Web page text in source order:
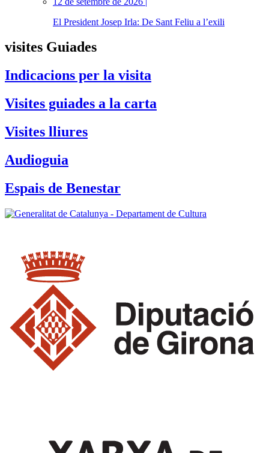
El President Josep Irla: De Sant Feliu a l’exili
visites Guiades
Indicacions per la visita
Visites guiades a la carta
Visites lliures
Audioguia
Espais de Benestar